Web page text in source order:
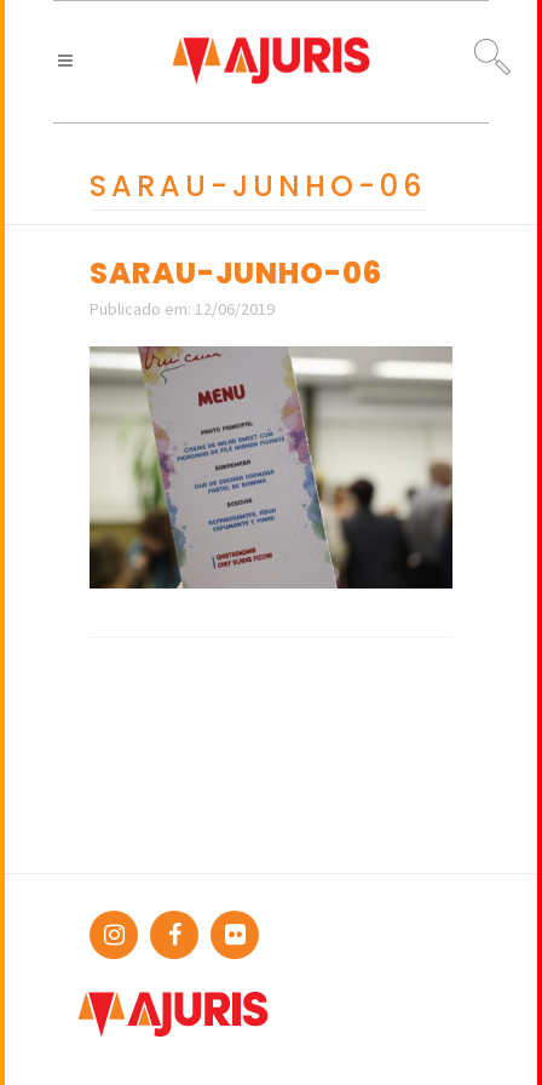
SARAU-JUNHO-06
SARAU-JUNHO-06
Publicado em: 12/06/2019